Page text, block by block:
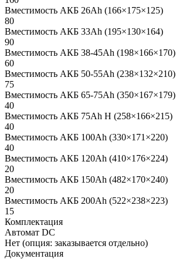
Вместимость АКБ 26Ah (166×175×125)
80
Вместимость АКБ 33Ah (195×130×164)
90
Вместимость АКБ 38-45Ah (198×166×170)
60
Вместимость АКБ 50-55Ah (238×132×210)
75
Вместимость АКБ 65-75Ah (350×167×179)
40
Вместимость АКБ 75Ah H (258×166×215)
40
Вместимость АКБ 100Ah (330×171×220)
40
Вместимость АКБ 120Ah (410×176×224)
20
Вместимость АКБ 150Ah (482×170×240)
20
Вместимость АКБ 200Ah (522×238×223)
15
Комплектация
Автомат DC
Нет (опция: заказывается отдельно)
Документация